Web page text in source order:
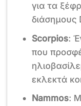
για τα
διάσημους
Scorpios:
που
εκλεκτά
Nammos: